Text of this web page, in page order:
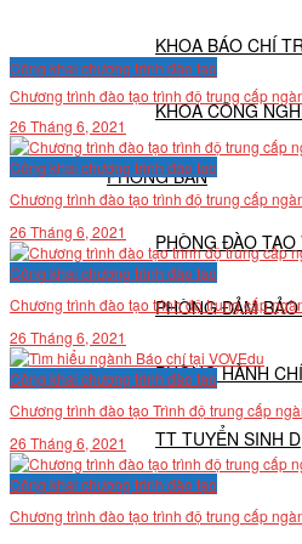
KHOA BÁO CHÍ
KHOA CÔNG
PHÒNG BAN
PHÒNG ĐÀO TẠO
PHÒNG ĐẢM
PHÒNG HÀNH
TT TUYỂN SINH
Công khai chương trình đào tạo
Chương trình đào tạo trình độ trung cấp
26 Tháng 6, 2021
Công khai chương trình đào tạo
Chương trình đào tạo trình độ trung cấp
26 Tháng 6, 2021
Công khai chương trình đào tạo
Chương trình đào tạo trình độ trung cấp
26 Tháng 6, 2021
Công khai chương trình đào tạo
Chương trình đào tạo Trình độ trung cấp
26 Tháng 6, 2021
Công khai chương trình đào tạo
Chương trình đào tạo trình độ trung cấp